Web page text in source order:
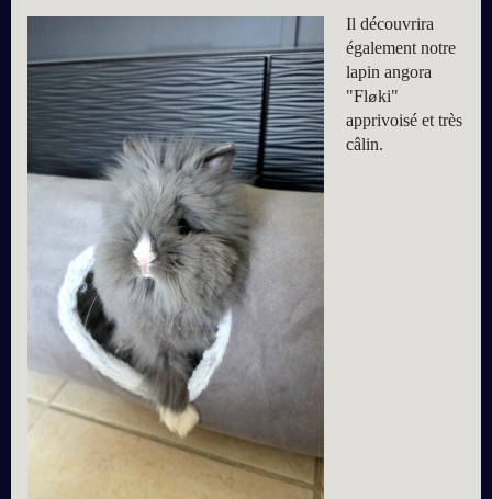
Il découvrira
également notre
lapin angora
"Fløki"
apprivoisé et très
câlin.